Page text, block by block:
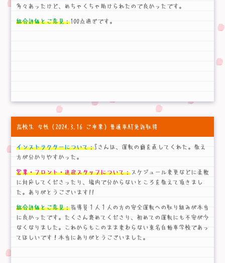
多々あったけど、めちゃくちゃ助けられたので良かったです。
総合評価とご意見：100点過ぎです。
高校生 女性 （2024.3.16 ご卒業）普通車AT免許取得
インストラクターについて：Sさんは、運転の癖を直してくれた。教え
方が分かりやすかった。
営業・フロント・送迎スタッフについて：スケジュール変更などに柔軟
に対応してくださったり、場内で分からないところを教えて頂きまし
た。ありがとうございます!!
総合評価とご意見：指導員１人１人の方の安全運転への取り組みが本当
に良かったです。たくさん褒めてくださり、初めての運転にも不安が少
なくなりました。これからもこのまま変わらない東名自動車学校であっ
てほしいです！本当にありがとうございました。